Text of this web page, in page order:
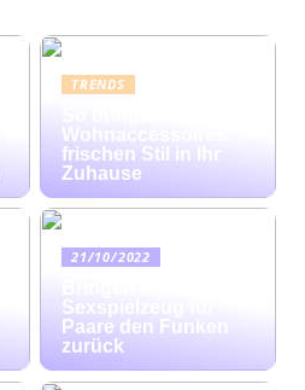
TRENDS
Wohnaccessoires
frischen Stil in Ihr
Zuhause
21/10/2022
Sexspielzeug für
Paare den Funken
zurück